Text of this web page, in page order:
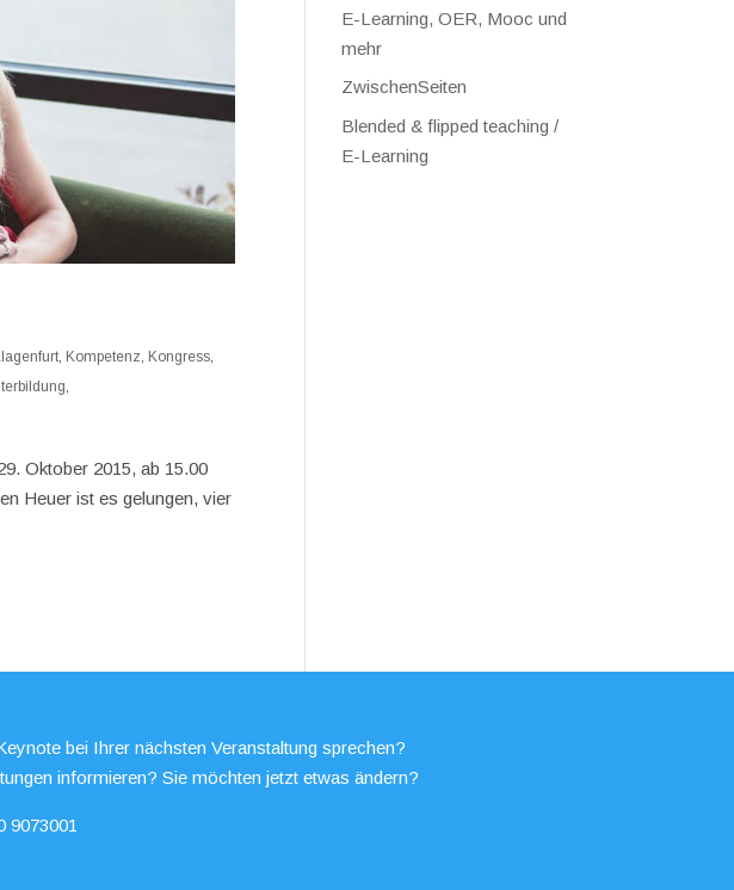
Kompetenz Kongress
Oktober 2015, ab 15.00
Heuer ist es gelungen, vier
E-Learning, OER, Mooc und
mehr
ZwischenSeiten
Blended & flipped teaching /
E-Learning
bei Ihrer nächsten Veranstaltung sprechen?
informieren? Sie möchten jetzt etwas ändern?
9073001